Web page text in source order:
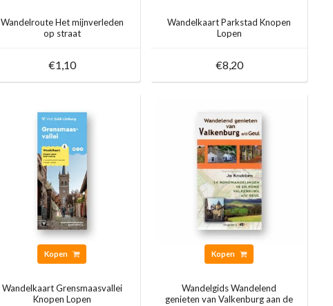
Wandelroute Het mijnverleden
op straat
€1,10
Wandelkaart Parkstad Knopen
Lopen
€8,20
Kopen
Wandelkaart Grensmaasvallei
Knopen Lopen
Kopen
Wandelgids Wandelend
genieten van Valkenburg aan de